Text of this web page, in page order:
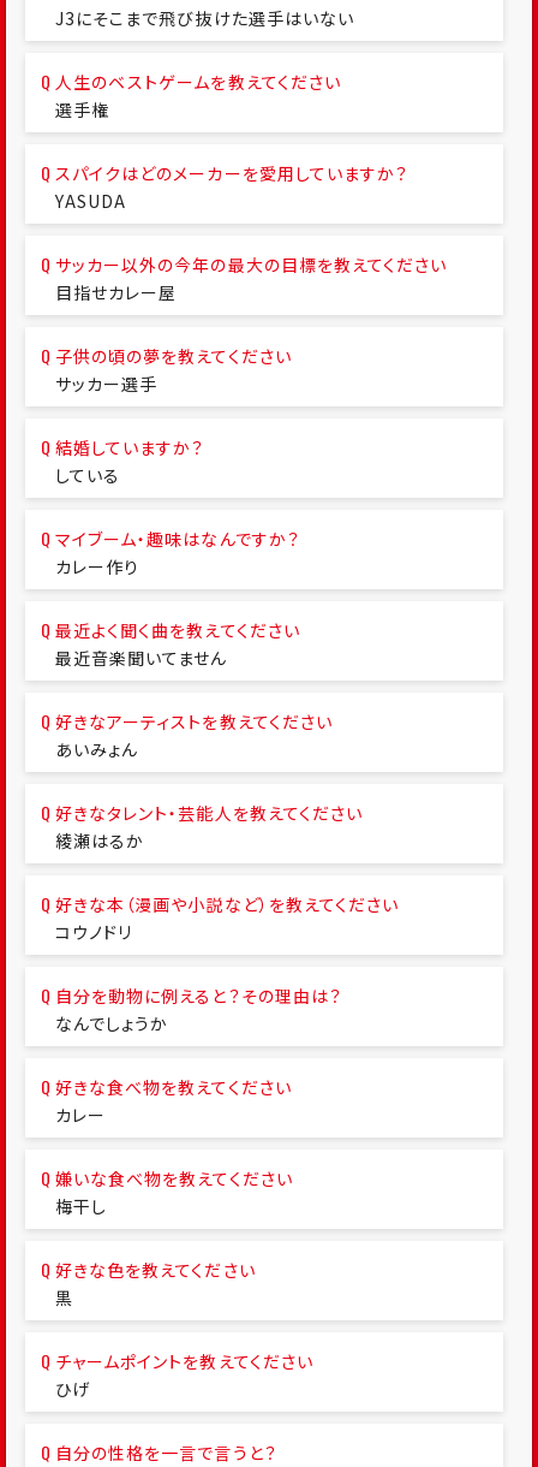
J3にそこまで飛び抜けた選手はいない
人生のベストゲームを教えてください
選手権
スパイクはどのメーカーを愛用していますか？
YASUDA
サッカー以外の今年の最大の目標を教えてください
目指せカレー屋
子供の頃の夢を教えてください
サッカー選手
結婚していますか？
している
マイブーム・趣味はなんですか？
カレー作り
最近よく聞く曲を教えてください
最近音楽聞いてません
好きなアーティストを教えてください
あいみょん
好きなタレント・芸能人を教えてください
綾瀬はるか
好きな本（漫画や小説など）を教えてください
コウノドリ
自分を動物に例えると？その理由は？
なんでしょうか
好きな食べ物を教えてください
カレー
嫌いな食べ物を教えてください
梅干し
好きな色を教えてください
黒
チャームポイントを教えてください
ひげ
自分の性格を一言で言うと？